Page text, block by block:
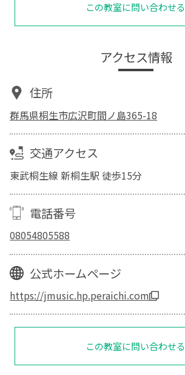
この教室に問い合わせる
アクセス情報
住所
群馬県桐生市広沢町間ノ島365-18
交通アクセス
東武桐生線 新桐生駅 徒歩15分
電話番号
08054805588
公式ホームページ
https://jmusic.hp.peraichi.com
この教室に問い合わせる